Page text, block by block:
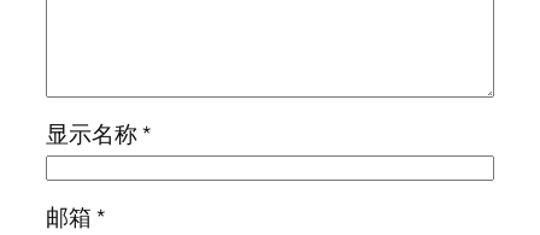
显示名称*
邮箱*